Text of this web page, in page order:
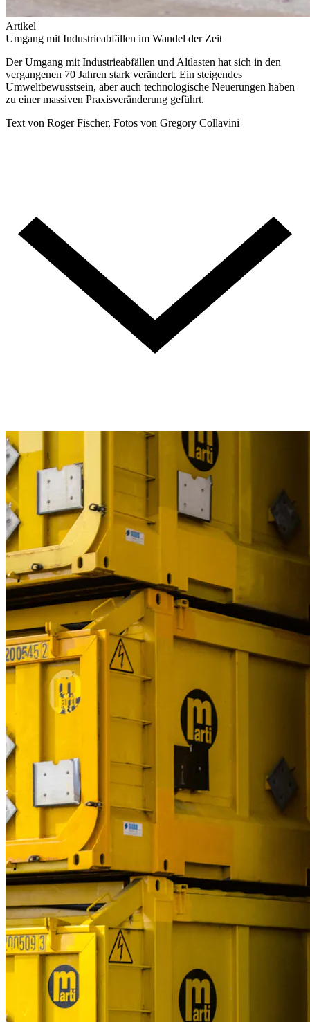
Artikel
Umgang mit Industrieabfällen im Wandel der Zeit
Der Umgang mit Industrieabfällen und Altlasten hat sich in den
vergangenen 70 Jahren stark verändert. Ein steigendes
Umweltbewusstsein, aber auch technologische Neuerungen haben
zu einer massiven Praxisveränderung geführt.
Text von Roger Fischer, Fotos von Gregory Collavini